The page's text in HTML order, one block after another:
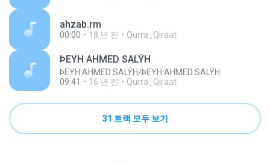
ahzab.rm
00:00 18 년 전 Qurra_Qiraat
ÞEYH AHMED SALÝH
ÞEYH AHMED SALÝH/ÞEYH AHMED SALÝH
09:41
16 년 전 Qurra_Qiraat
31 트랙 모두 보기